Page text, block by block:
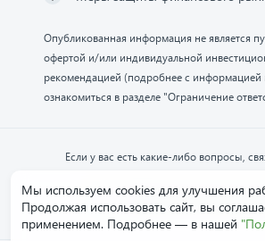
Опубликованная информация не является
офертой и/или индивидуальной
рекомендацией (подробнее с
ознакомиться в разделе "Ограничение
Если у вас есть какие-либо вопросы,
Обратиться в компанию
Мы используем cookies для улучшения
Продолжая использовать сайт, вы
применением. Подробнее — в нашей